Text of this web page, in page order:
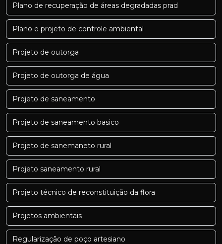
Plano de recuperação de áreas degradadas prad
Plano e projeto de controle ambiental
Projeto de outorga
Projeto de outorga de água
Projeto de saneamento
Projeto de saneamento basico
Projeto de sanemaneto rural
Projeto saneamento rural
Projeto técnico de reconstituição da flora
Projetos ambientais
Regularização de poço artesiano